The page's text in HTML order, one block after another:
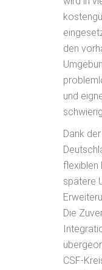
den
und
Dank
flexiblen
spätere
Die
CSF-